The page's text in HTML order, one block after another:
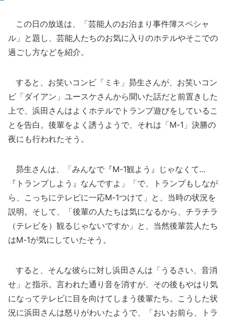
この日の放送は、「芸能人のお泊まり事件簿スペシャ
ル」と題し、芸能人たちのお気に入りのホテルやそこでの
過ごし方などを紹介。
すると、お笑いコンビ「ミキ」昴生さんが、お笑いコン
ビ「ダイアン」ユースケさんから聞いた話だと前置きした
上で、浜田さんはよくホテルでトランプ遊びをしているこ
とを告白。後輩をよく誘うようで、それは「M-1」決勝の
夜にも行われたそう。
昴生さんは、「みんなで『M-1観よう』じゃなくて...
『トランプしよう』なんですよ」「で、トランプもしなが
ら、こっちにテレビに一応M-1つけて」と、当時の状況を
説明。そして、「後輩の人たちは気になるから、チラチラ
（テレビを）観るじゃないですか」と、当然後輩芸人たち
はM-1が気にしていたそう。
すると、そんな彼らに対し浜田さんは「うるさい、音消
せ」と指示。言われた通り音を消すが、その後もやはり気
になってテレビに目を向けてしまう後輩たち。こうした状
況に浜田さんは怒りがわいたようで、「おいお前ら、トラ